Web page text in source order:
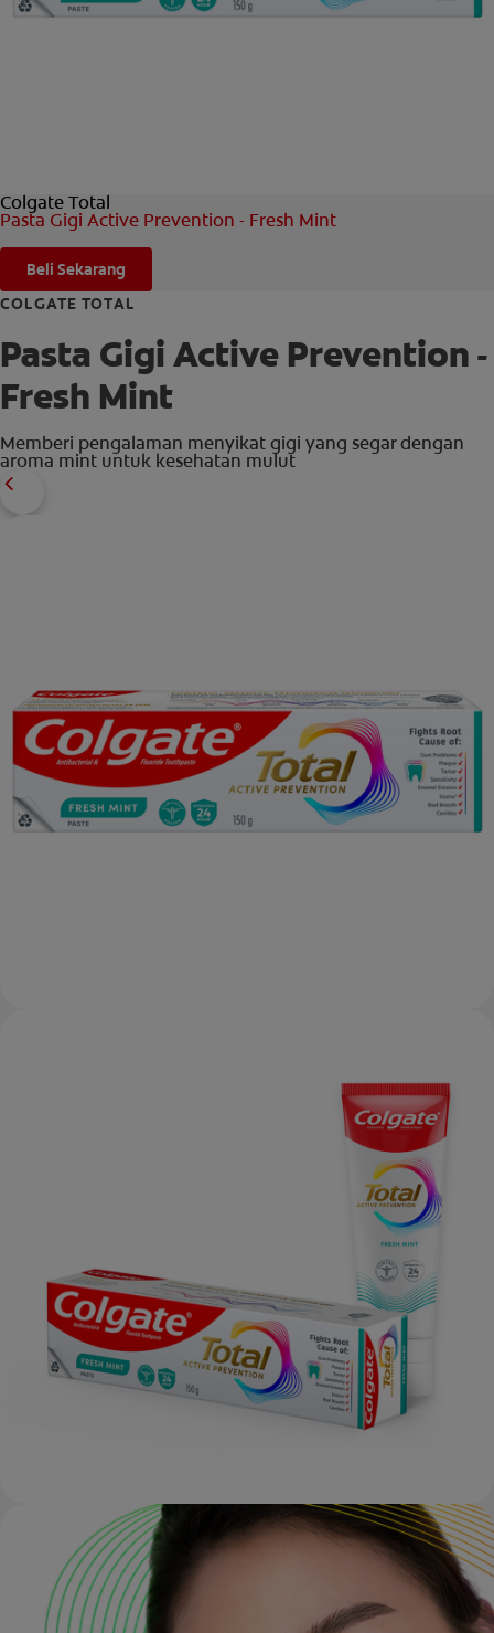
Colgate Total
Pasta Gigi Active Prevention - Fresh Mint
Beli Sekarang
COLGATE TOTAL
Pasta Gigi Active Prevention -
Fresh Mint
Memberi pengalaman menyikat gigi yang segar dengan
aroma mint untuk kesehatan mulut